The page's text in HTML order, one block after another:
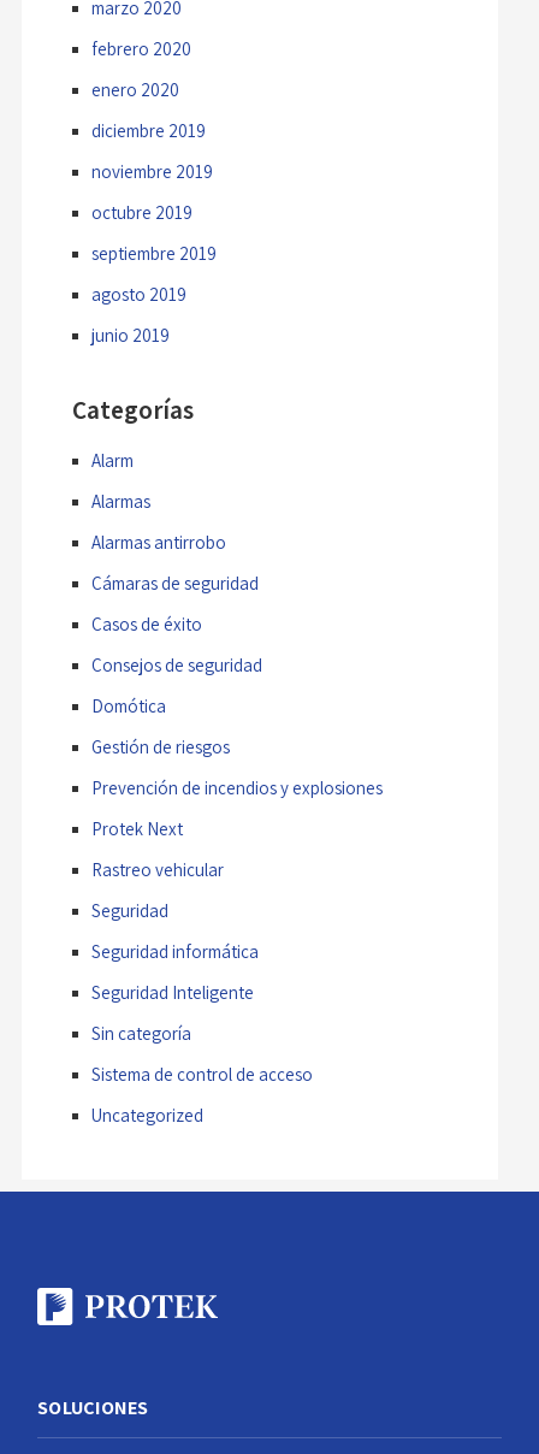
marzo 2020
febrero 2020
enero 2020
diciembre 2019
noviembre 2019
octubre 2019
septiembre 2019
agosto 2019
junio 2019
Categorías
Alarm
Alarmas
Alarmas antirrobo
Cámaras de seguridad
Casos de éxito
Consejos de seguridad
Domótica
Gestión de riesgos
Prevención de incendios y explosiones
Protek Next
Rastreo vehicular
Seguridad
Seguridad informática
Seguridad Inteligente
Sin categoría
Sistema de control de acceso
Uncategorized
SOLUCIONES